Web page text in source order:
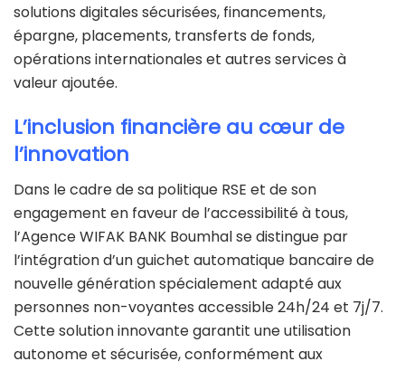
solutions digitales sécurisées, financements,
épargne, placements, transferts de fonds,
opérations internationales et autres services à
valeur ajoutée.
L’inclusion financière au cœur de
l’innovation
Dans le cadre de sa politique RSE et de son
engagement en faveur de l’accessibilité à tous,
l’Agence WIFAK BANK Boumhal se distingue par
l’intégration d’un guichet automatique bancaire de
nouvelle génération spécialement adapté aux
personnes non-voyantes accessible 24h/24 et 7j/7.
Cette solution innovante garantit une utilisation
autonome et sécurisée, conformément aux